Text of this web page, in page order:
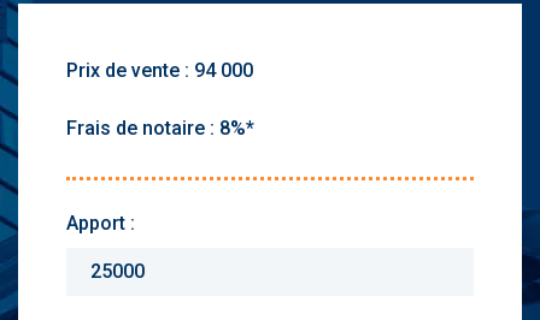
Prix de vente :
Frais de notaire :
Apport :